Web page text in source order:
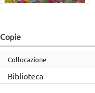
Copie
Collocazione
Biblioteca